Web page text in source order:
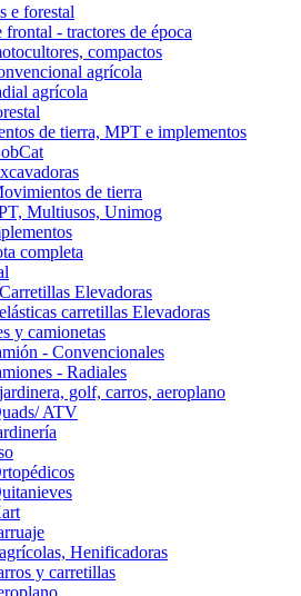
e forestal
- tractores de época
compactos
agrícola
agrícola
de tierra, MPT e implementos
de tierra
Multiusos, Unimog
completa
Elevadoras
carretillas Elevadoras
y camionetas
- Convencionales
- Radiales
golf, carros, aeroplano
ATV
Henificadoras
y carretillas